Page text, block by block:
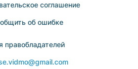
соглашение
об ошибке
правобладателей